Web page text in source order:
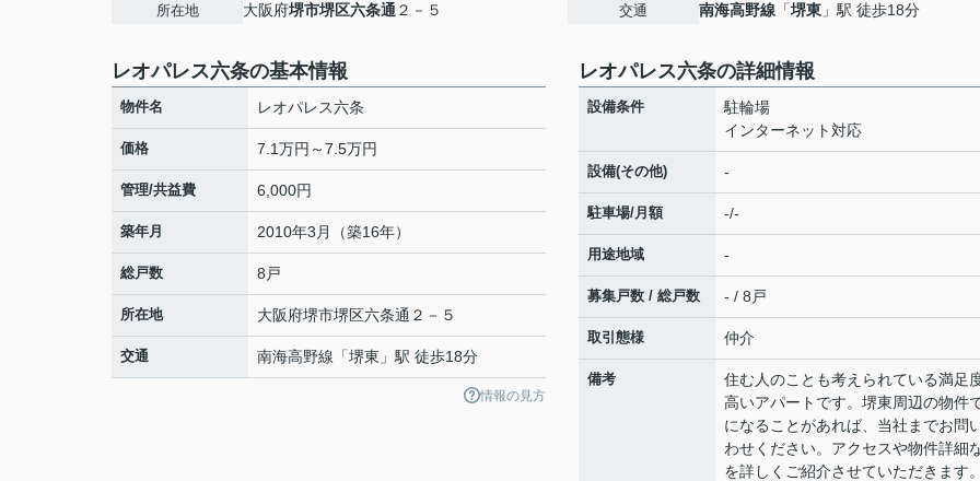
所在地 大阪府堺市堺区六条通 ２－５ 交通 南海高野線 「堺東 」駅 徒歩18分
レオパレス六条の基本情報
物件名 レオパレス六条
価格 7.1万円～7.5万円
管理/共益費 6,000円
築年月 2010年3月（築16年）
総戸数 8戸
所在地 大阪府堺市堺区六条通 ２－５
交通 南海高野線 「堺東 」駅 徒歩18分
情報の見方
レオパレス六条の詳細情報
設備条件
駐輪場
インターネット対応
設備(その他) -
駐車場/月額 -/-
用途地域 -
募集戸数 / 総戸数 - / 8戸
取引態様 仲介
備考
住む人のことも考えられている満足
高いアパートです。堺東周辺の物件
になることがあれば、当社までお問
わせください。アクセスや物件詳細
を詳しくご紹介させていただきます。